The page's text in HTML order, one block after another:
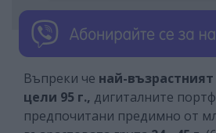
Въпреки че най-
цели 95 г., дигиталните
предпочитани предимно от